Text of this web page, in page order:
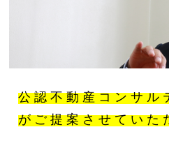
公認不動産コンサル
がご提案させていた